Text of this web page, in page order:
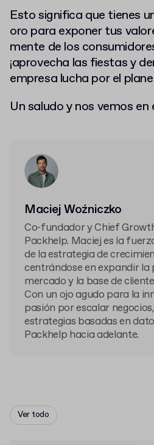
Esto significa que tienes
oro para exponer tus
mente de los
¡aprovecha las fiestas y
empresa lucha por el
Un saludo y nos vemos
Maciej Woźniczko
Co-fundador y Chief
Packhelp. Maciej es la
de la estrategia de
centrándose en expandir la
mercado y la base de
Con un ojo agudo para la
pasión por escalar
estrategias basadas en
Packhelp hacia adelante.
Ver todo